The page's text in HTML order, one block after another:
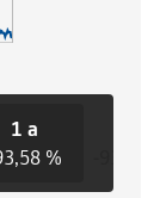
1 a
%